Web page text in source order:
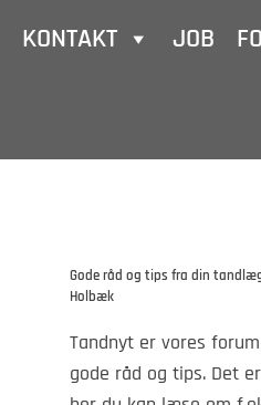
KONTAKT JOB
Gode råd og tips fra din
Holbæk
Tandnyt er vores
gode råd og tips. Det